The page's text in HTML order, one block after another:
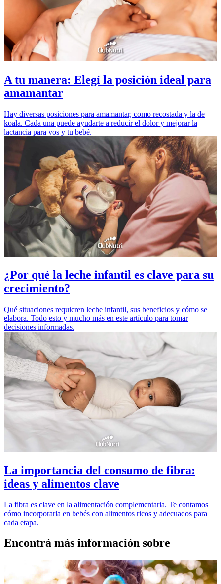
A tu manera: Elegí la posición ideal para
amamantar
Hay diversas posiciones para amamantar, como recostada y la de
koala. Cada una puede ayudarte a reducir el dolor y mejorar la
lactancia para vos y tu bebé.
¿Por qué la leche infantil es clave para su
crecimiento?
Qué situaciones requieren leche infantil, sus beneficios y cómo se
elabora. Todo esto y mucho más en este artículo para tomar
decisiones informadas.
La importancia del consumo de fibra:
ideas y alimentos clave
La fibra es clave en la alimentación complementaria. Te contamos
cómo incorporarla en bebés con alimentos ricos y adecuados para
cada etapa.
Encontrá más información sobre